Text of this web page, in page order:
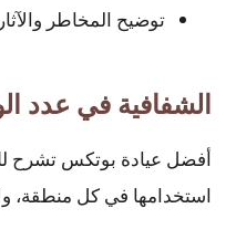
توضيح المخاطر
الشفافية في عدد
أفضل عيادة بوتكس تشرح
استخدامها في كل منطقة،